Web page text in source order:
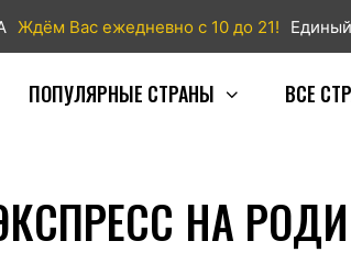
Ждём Вас ежедневно с 10 до 21!
ПОПУЛЯРНЫЕ СТРАНЫ ВСЕ
НА